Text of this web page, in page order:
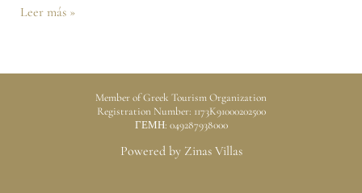
Leer más »
Member of Greek Tourism Organization
Registration Number: 1173K91000202500
ΓΕΜΗ: 049287938000
Powered by Zinas Villas